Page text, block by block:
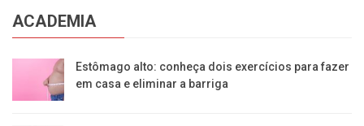
ACADEMIA
Estômago alto: conheça dois exercícios para fazer
em casa e eliminar a barriga